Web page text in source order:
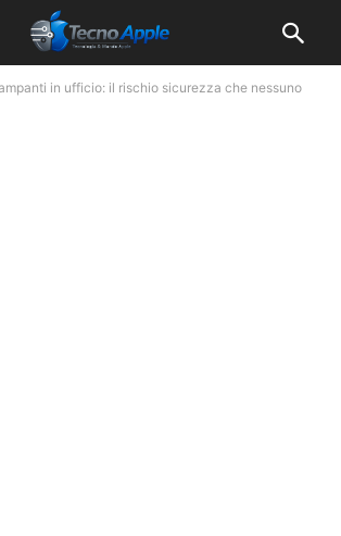
in ufficio: il rischio sicurezza che nessuno